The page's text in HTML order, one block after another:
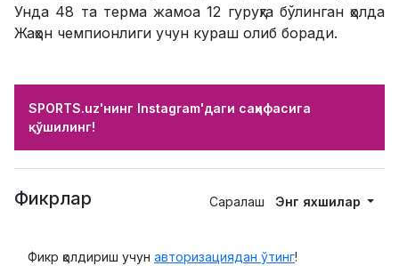
Унда 48 та терма жамоа 12 гуруҳга бўлинган ҳолда
Жаҳон чемпионлиги учун кураш олиб боради.
SPORTS.uz'нинг Instagram'даги саҳифасига
қўшилинг!
Фикрлар Саралаш Энг яхшилар
Фикр қолдириш учун авторизациядан ўтинг!